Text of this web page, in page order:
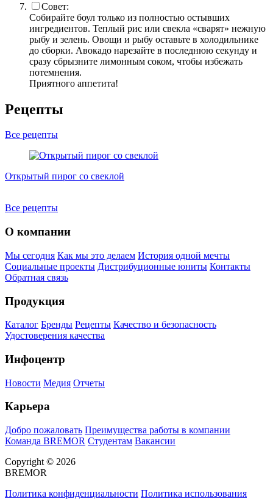
Совет:
Собирайте боул только из полностью остывших
ингредиентов. Теплый рис или свекла «сварят» нежную
рыбу и зелень. Овощи и рыбу оставьте в холодильнике
до сборки. Авокадо нарезайте в последнюю секунду и
сразу сбрызните лимонным соком, чтобы избежать
потемнения.
Приятного аппетита!
Рецепты
Все рецепты
Открытый пирог со свеклой
Все рецепты
О компании
Мы сегодня Как мы это делаем История одной мечты
Социальные проекты Дистрибуционные юниты Контакты
Обратная связь
Продукция
Каталог Бренды Рецепты Качество и безопасность
Удостоверения качества
Инфоцентр
Новости Медия Отчеты
Карьера
Добро пожаловать Преимущества работы в компании
Команда BREMOR Студентам Вакансии
Copyright © 2026
BREMOR
Политика конфиденциальности Политика использования